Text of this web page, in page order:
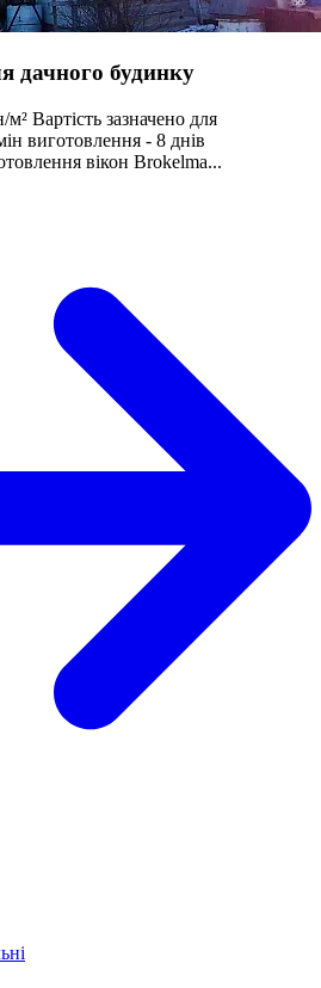
дачного будинку
Вартість зазначено для
виготовлення - 8 днів
вікон Brokelma...